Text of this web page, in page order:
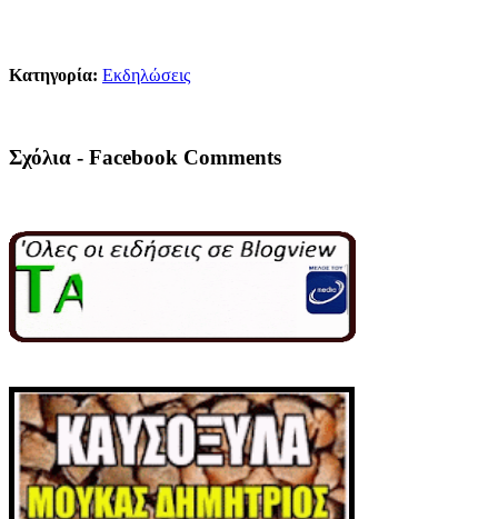
Κατηγορία: Εκδηλώσεις
Σχόλια - Facebook Comments